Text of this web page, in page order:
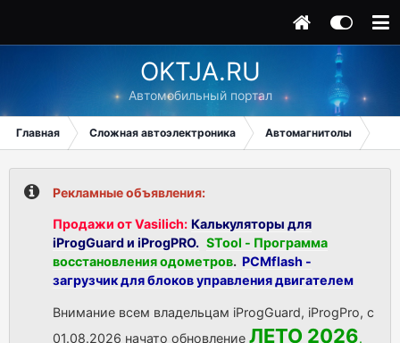
OKTJA.RU
Автомобильный портал
Главная Сложная автоэлектроника Автомагнитолы
Рекламные объявления:
Продажи от Vasilich: Калькуляторы для
iProgGuard и iProgPRO. STool - Программа
восстановления одометров. PCMflash -
загрузчик для блоков управления двигателем
Внимание всем владельцам iProgGuard, iProgPro, с
01.08.2026 начато обновление ЛЕТО 2026.